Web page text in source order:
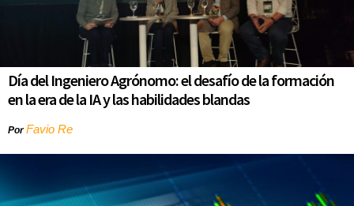
Día del Ingeniero Agrónomo: el desafío de la formación
en la era de la IA y las habilidades blandas
PorFavio Re